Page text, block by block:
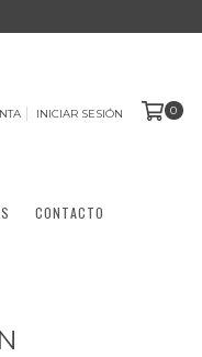
INICIAR SESIÓN 0
CONTACTO